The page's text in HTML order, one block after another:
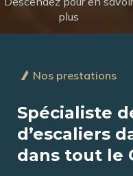
plus
Nos prestations
Spécialiste
d’escaliers
dans tout le